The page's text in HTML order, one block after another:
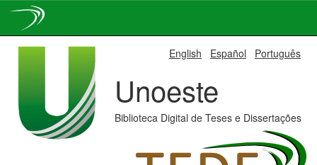
English Español Português
Unoeste
Biblioteca Digital de Teses e Dissertações